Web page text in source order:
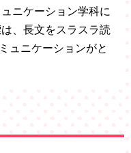
ニケーション学科に
、長文をスラスラ読
ュニケーションがと